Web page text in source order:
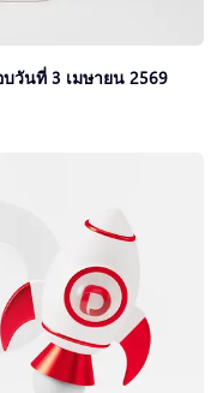
วันที่ 3 เมษายน 2569